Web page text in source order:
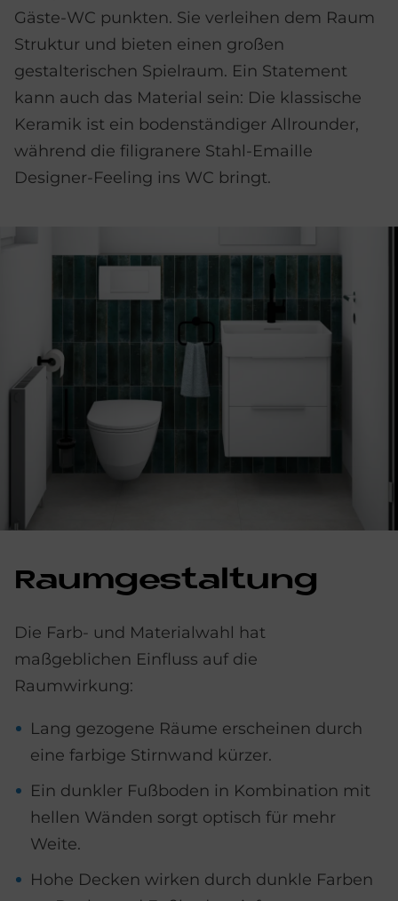
Gäste-WC punkten. Sie verleihen dem Raum
Struktur und bieten einen großen
gestalterischen Spielraum. Ein Statement
kann auch das Material sein: Die klassische
Keramik ist ein bodenständiger Allrounder,
während die filigranere Stahl-Emaille
Designer-Feeling ins WC bringt.
Raum­ge­stal­tung
Die Farb- und Materialwahl hat
maßgeblichen Einfluss auf die
Raumwirkung:
Lang gezogene Räume erscheinen durch
eine farbige Stirnwand kürzer.
Ein dunkler Fußboden in Kombination mit
hellen Wänden sorgt optisch für mehr
Weite.
Hohe Decken wirken durch dunkle Farben